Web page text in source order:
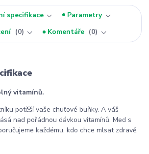
specifikace
Parametry
0 Komentáře 0
vitamínů.
potěší vaše chuťové buňky. A váš
nad pořádnou dávkou vitamínů. Med s
každému, kdo chce mlsat zdravě.